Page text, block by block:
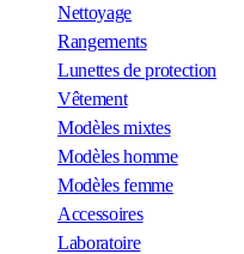
Nettoyage
Rangements
Lunettes de protection
Vêtement
Modèles mixtes
Modèles homme
Modèles femme
Accessoires
Laboratoire